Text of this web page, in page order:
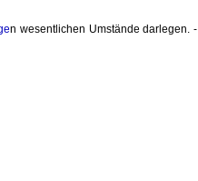
n wesentlichen Umstände darlegen. -